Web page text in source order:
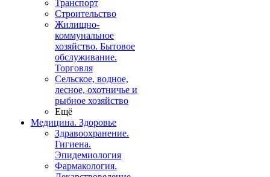
Транспорт
Строительство
Жилищно-
коммунальное
хозяйство. Бытовое
обслуживание.
Торговля
Сельское, водное,
лесное, охотничье и
рыбное хозяйство
Ещё
Медицина. Здоровье
Здравоохранение.
Гигиена.
Эпидемиология
Фармакология.